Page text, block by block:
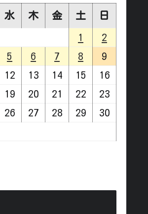
水 木 金 土 日
1
2
5 6 7 8
9
12 13 14 15
16
19 20 21 22
23
26 27 28 29
30